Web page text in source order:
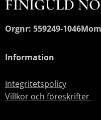
FINIGULD
Orgnr: 559249-1046
Information
Integritetspolicy
Villkor och föreskrifter